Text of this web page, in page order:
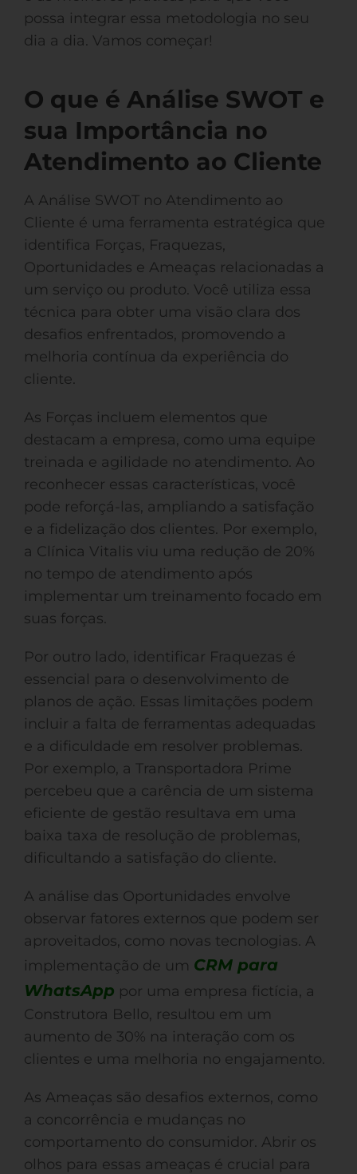
possa integrar essa metodologia no seu
dia a dia. Vamos começar!
O que é Análise SWOT e
sua Importância no
Atendimento ao Cliente
A Análise SWOT no Atendimento ao
Cliente é uma ferramenta estratégica que
identifica Forças, Fraquezas,
Oportunidades e Ameaças relacionadas a
um serviço ou produto. Você utiliza essa
técnica para obter uma visão clara dos
desafios enfrentados, promovendo a
melhoria contínua da experiência do
cliente.
As Forças incluem elementos que
destacam a empresa, como uma equipe
treinada e agilidade no atendimento. Ao
reconhecer essas características, você
pode reforçá-las, ampliando a satisfação
e a fidelização dos clientes. Por exemplo,
a Clínica Vitalis viu uma redução de 20%
no tempo de atendimento após
implementar um treinamento focado em
suas forças.
Por outro lado, identificar Fraquezas é
essencial para o desenvolvimento de
planos de ação. Essas limitações podem
incluir a falta de ferramentas adequadas
e a dificuldade em resolver problemas.
Por exemplo, a Transportadora Prime
percebeu que a carência de um sistema
eficiente de gestão resultava em uma
baixa taxa de resolução de problemas,
dificultando a satisfação do cliente.
A análise das Oportunidades envolve
observar fatores externos que podem ser
aproveitados, como novas tecnologias. A
implementação de um CRM para
WhatsApp por uma empresa fictícia, a
Construtora Bello, resultou em um
aumento de 30% na interação com os
clientes e uma melhoria no engajamento.
As Ameaças são desafios externos, como
a concorrência e mudanças no
comportamento do consumidor. Abrir os
olhos para essas ameaças é crucial para